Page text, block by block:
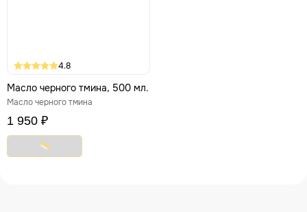
4.8
Масло черного тмина, 500 мл.
Масло черного тмина
1 950 ₽